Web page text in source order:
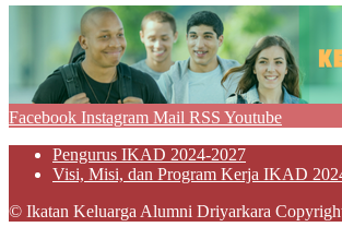
Facebook Instagram Mail RSS Youtube
Pengurus IKAD 2024-2027
Visi, Misi, dan Program Kerja IKAD
© Ikatan Keluarga Alumni Driyarkara